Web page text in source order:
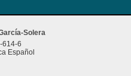
Solera
614-6
Español